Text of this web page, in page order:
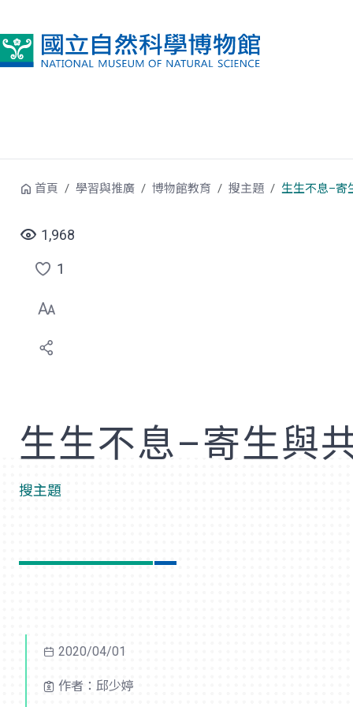
首頁 學習與推廣 博物館教育 搜主題 生生不息–寄
1,968
點
選
喜
1
生生不息–寄生與
搜主題
2020/04/01
作者：邱少婷